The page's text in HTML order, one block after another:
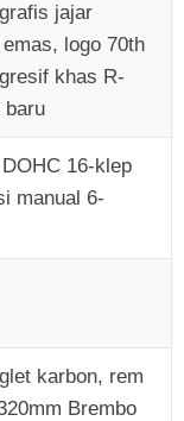
jajar
logo 70th
khas R-
baru
16-klep
manual 6-
karbon, rem
Brembo